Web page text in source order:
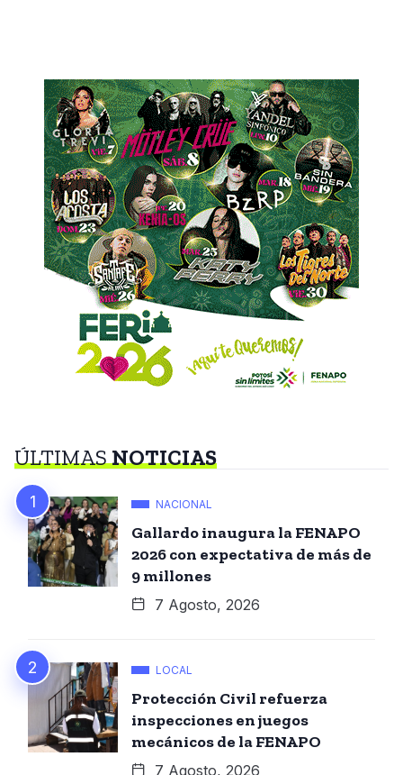
ÚLTIMASNOTICIAS
NACIONAL
Gallardo inaugura la FENAPO
2026 con expectativa de más de
9 millones
7 Agosto, 2026
LOCAL
Protección Civil refuerza
inspecciones en juegos
mecánicos de la FENAPO
7 Agosto, 2026